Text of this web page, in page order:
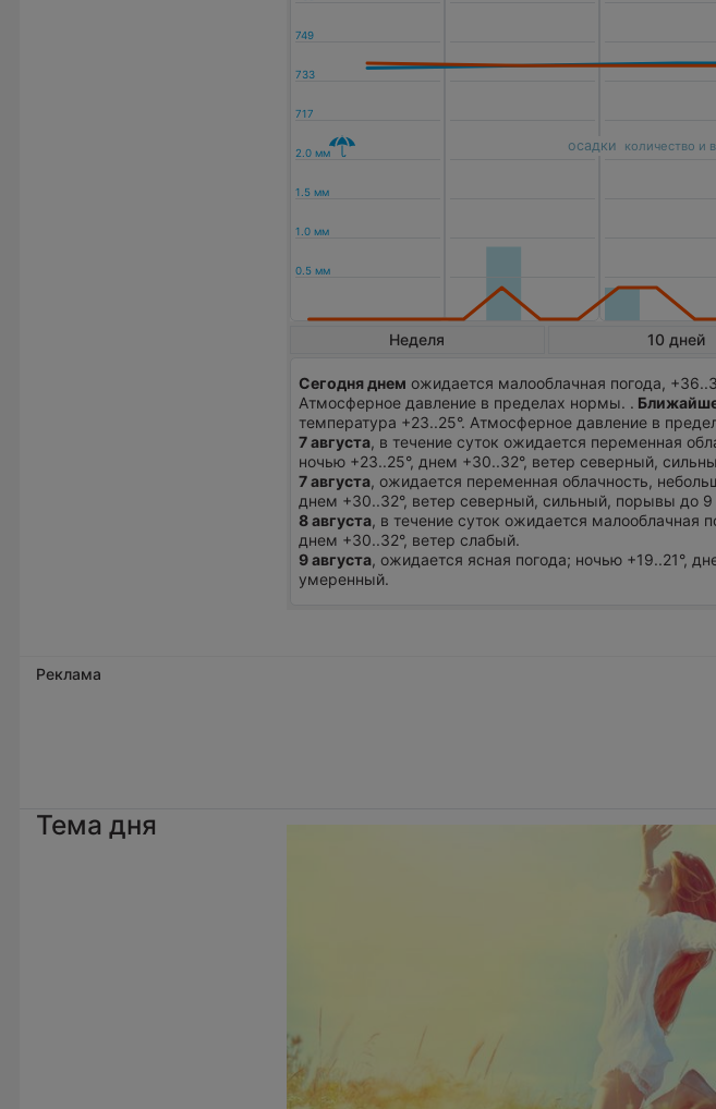
осадки количество и
Неделя 10 дней
Сегодня днем ожидается малооблачная погода,
Атмосферное давление в пределах нормы. .
температура +23..25°. Атмосферное давление в
7 августа, в течение суток ожидается переменная
ночью +23..25°, днем +30..32°, ветер северный,
7 августа, ожидается переменная облачность,
днем +30..32°, ветер северный, сильный, порывы до
8 августа, в течение суток ожидается малооблачная
днем +30..32°, ветер слабый.
9 августа, ожидается ясная погода; ночью +19..21°,
умеренный.
Реклама
Тема дня